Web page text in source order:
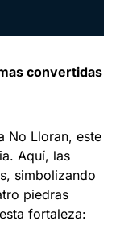
convertidas
No Lloran, este
Aquí, las
simbolizando
piedras
fortaleza: